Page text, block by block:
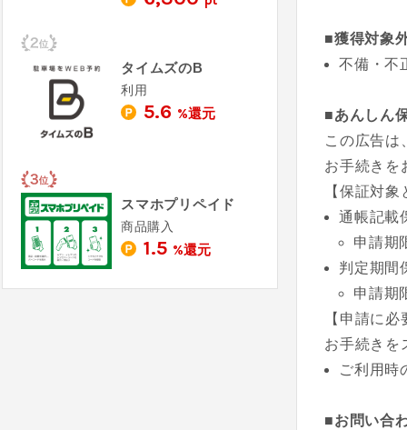
■獲得対象
不備・不
■あんしん
この広告は
お手続きを
【保証対
通帳記載
申請期
判定期間
申請期
【申請に
お手続きを
ご利用時
■お問い合
タイムズのB
利用
5.6 %還元
スマホプリペイド
商品購入
1.5 %還元